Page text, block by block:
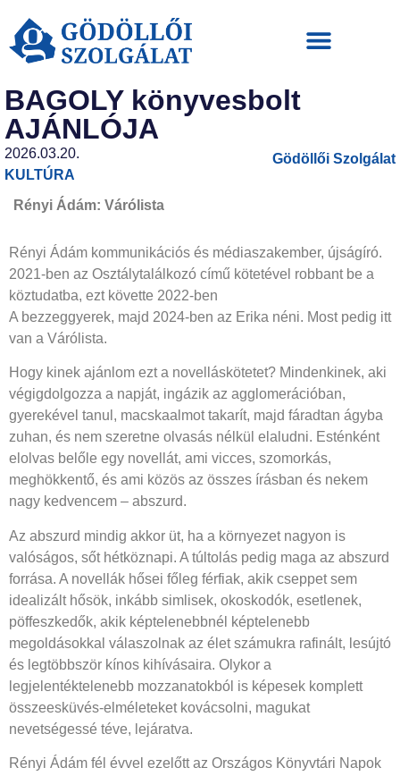
BAGOLY könyvesbolt
AJÁNLÓJA
2026.03.20.
KULTÚRA
Gödöllői Szolgálat
Rényi Ádám: Várólista
Rényi Ádám kommunikációs és médiaszakember, újságíró.
2021-ben az Osztálytalálkozó című kötetével robbant be a
köztudatba, ezt követte 2022-ben
A bezzeggyerek, majd 2024-ben az Erika néni. Most pedig itt
van a Várólista.
Hogy kinek ajánlom ezt a novelláskötetet? Mindenkinek, aki
végigdolgozza a napját, ingázik az agglomerációban,
gyerekével tanul, macskaalmot takarít, majd fáradtan ágyba
zuhan, és nem szeretne olvasás nélkül elaludni. Esténként
elolvas belőle egy novellát, ami vicces, szomorkás,
meghökkentő, és ami közös az összes írásban és nekem
nagy kedvencem – abszurd.
Az abszurd mindig akkor üt, ha a környezet nagyon is
valóságos, sőt hétköznapi. A túltolás pedig maga az abszurd
forrása. A novellák hősei főleg férfiak, akik cseppet sem
idealizált hősök, inkább simlisek, okoskodók, esetlenek,
pöffeszkedők, akik képtelenebbnél képtelenebb
megoldásokkal válaszolnak az élet számukra rafinált, lesújtó
és legtöbbször kínos kihívásaira. Olykor a
legjelentéktelenebb mozzanatokból is képesek komplett
összeesküvés-elméleteket kovácsolni, magukat
nevetségessé téve, lejáratva.
Rényi Ádám fél évvel ezelőtt az Országos Könyvtári Napok